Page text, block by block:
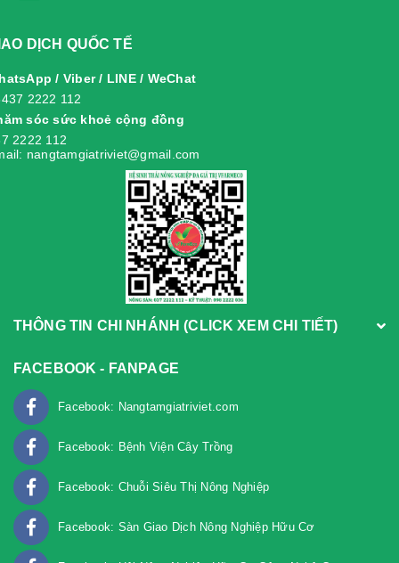
DỊCH QUỐC TẾ
/ Viber / LINE / WeChat
2222 112
sóc sức khoẻ cộng đồng
2222 112
nangtamgiatriviet@gmail.com
THÔNG TIN CHI NHÁNH (CLICK XEM CHI TIẾT)
FACEBOOK - FANPAGE
Facebook: Nangtamgiatriviet.com
Facebook: Bệnh Viện Cây Trồng
Facebook: Chuỗi Siêu Thị Nông Nghiệp
Facebook: Sàn Giao Dịch Nông Nghiệp Hữu Cơ